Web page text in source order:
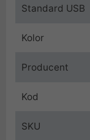
Standard USB
Kolor
Producent
Kod
SKU